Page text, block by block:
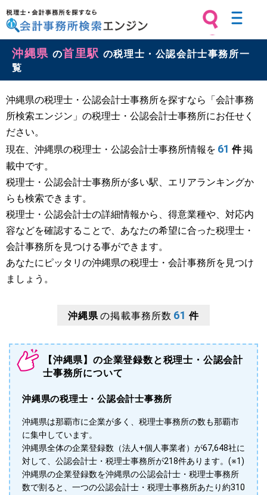
税理士・会計事務所を探すなら 会計
事務所検索エンジン
沖縄県 の首里駅 の税理士・公認会計士事務所一
覧
沖縄県の税理士・公認会計士事務所を探すなら「会計事務
所検索エンジン」の税理士・公認会計士事務所にお任せく
ださい。
現在、沖縄県の税理士・公認会計士事務所情報を 61 件掲
載中です。
税理士・公認会計士事務所が多い駅、エリアランキングか
らも検索できます。
税理士・公認会計士の詳細情報から、得意業種や、対応内
容などを確認することで、あなたの希望に合った税理士・
会計事務所を見つける事ができます。
あなたにピッタリの沖縄県の税理士・会計事務所を見つけ
ましょう。
沖縄県の掲載事務所数 61 件
【沖縄県】の企業登録数と税理士・公認会計
士事務所について
沖縄県の税理士・公認会計士事務所
沖縄県は那覇市に企業が多く、税理士事務所の数も那覇市
に集中しています。
沖縄県全体の企業登録数（法人+個人事業者）が67,648社に
対して、公認会計士・税理士事務所が218件あります。(※1)
沖縄県の企業登録数を沖縄県の公認会計士・税理士事務所
数で割ると、一つの公認会計士・税理士事務所あたり約310